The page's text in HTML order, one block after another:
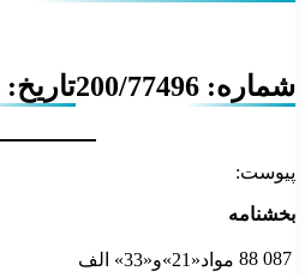
شماره: 200/77496 تاریخ: 1388/12/24
پیوست:
بخشنامه
087
88 مواد«21»و«33» الف